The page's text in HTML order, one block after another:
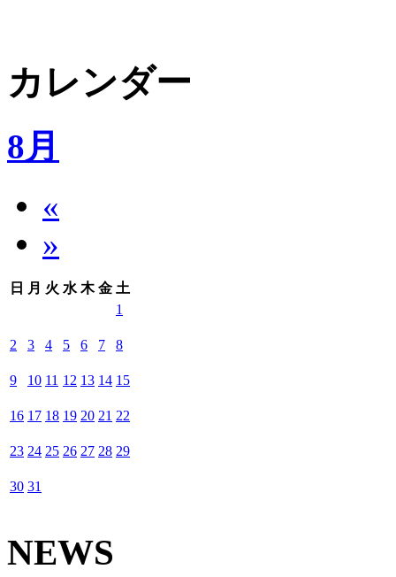
カレンダー
8月
«
»
日 月 火 水 木 金 土
1
2 3 4 5 6 7 8
9 10 11 12 13 14 15
16 17 18 19 20 21 22
23 24 25 26 27 28 29
30 31
NEWS